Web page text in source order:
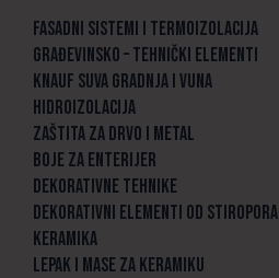
FASADNI SISTEMI I TERMOIZOLACIJA
GRAĐEVINSKO – TEHNIČKI ELEMENTI
KNAUF SUVA GRADNJA I VUNA
HIDROIZOLACIJA
ZAŠTITA ZA DRVO I METAL
BOJE ZA ENTERIJER
DEKORATIVNE TEHNIKE
DEKORATIVNI ELEMENTI OD STIROPORA
KERAMIKA
LEPAK I MASE ZA KERAMIKU